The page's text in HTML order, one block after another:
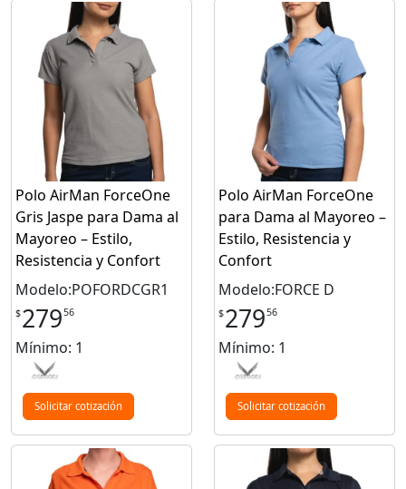
Polo AirMan ForceOne
Gris Jaspe para Dama al
Mayoreo – Estilo,
Resistencia y Confort
Modelo:POFORDCGR1
$27956
Mínimo: 1
Solicitar cotización
Polo AirMan ForceOne
para Dama al Mayoreo –
Estilo, Resistencia y
Confort
Modelo:FORCE D
$27956
Mínimo: 1
Solicitar cotización